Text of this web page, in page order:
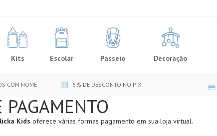
Kits Escolar Passeio Decoração
COM NOME 5% DE DESCONTO NO PIX
PAGAMENTO
Kids oferece várias formas pagamento em sua loja virtual.